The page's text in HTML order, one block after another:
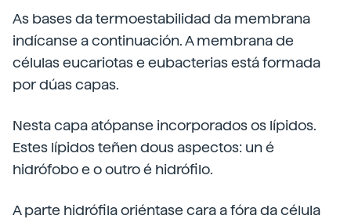
As bases da termoestabilidad da membrana
indícanse a continuación. A membrana de
células eucariotas e eubacterias está formada
por dúas capas.
Nesta capa atópanse incorporados os lípidos.
Estes lípidos teñen dous aspectos: un é
hidrófobo e o outro é hidrófilo.
A parte hidrófila oriéntase cara a fóra da célula